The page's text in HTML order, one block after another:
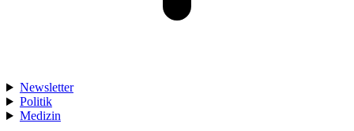
Newsletter
Politik
Medizin